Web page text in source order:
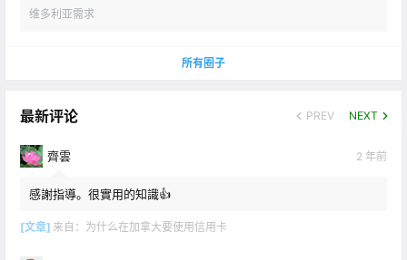
维多利亚需求
所有圈子
最新评论 PREV NEXT
齊雲 2 年前
感謝指導。很實用的知識👍
[文章] 来自： 为什么在加拿大要使用信用卡